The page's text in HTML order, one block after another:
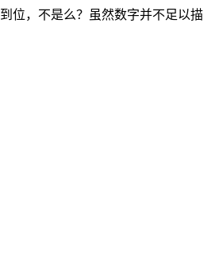
位，不是么？虽然数字并不足以描